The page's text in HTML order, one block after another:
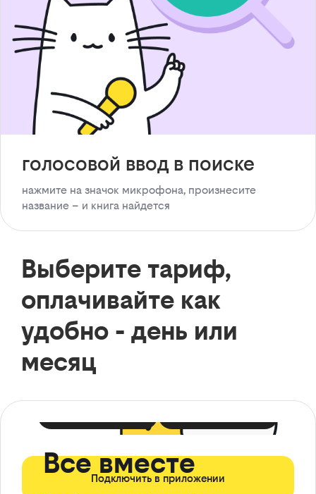
голосовой ввод в поиске
нажмите на значок микрофона, произнесите
название – и книга найдется
Выберите тариф,
оплачивайте как
удобно - день или
месяц
Все вместе
Подключить в приложении